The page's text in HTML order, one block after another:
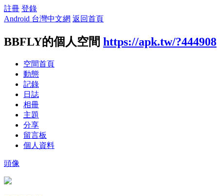
註冊 登錄
Android 台灣中文網 返回首頁
BBFLY的個人空間 https://apk.tw/?444908
空間首頁
動態
記錄
日誌
相冊
主題
分享
留言板
個人資料
頭像